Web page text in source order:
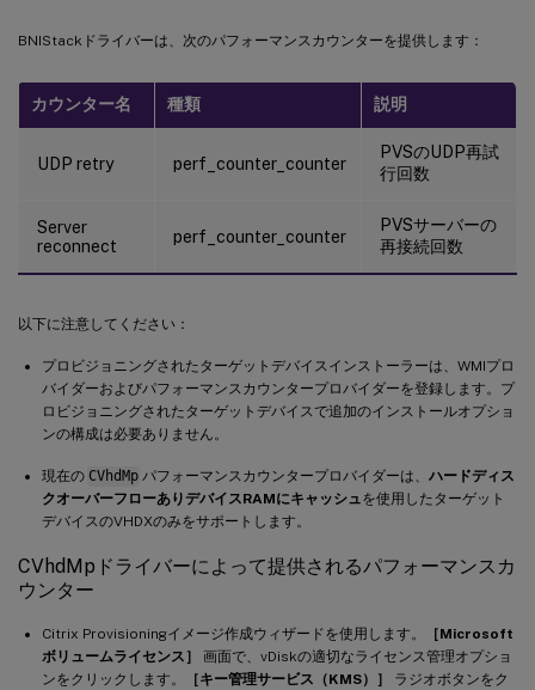
BNIStackドライバーは、次のパフォーマンスカウンターを提供します：
カウンター名 種類 説明
UDP retry perf_counter_counter
PVSのUDP再試
行回数
Server
reconnect
perf_counter_counter
PVSサーバーの
再接続回数
以下に注意してください：
プロビジョニングされたターゲットデバイスインストーラーは、WMIプロ
バイダーおよびパフォーマンスカウンタープロバイダーを登録します。プ
ロビジョニングされたターゲットデバイスで追加のインストールオプショ
ンの構成は必要ありません。
現在の CVhdMp パフォーマンスカウンタープロバイダーは、 ハードディス
クオーバーフローありデバイスRAMにキャッシュを使用したターゲット
デバイスのVHDXのみをサポートします。
CVhdMpドライバーによって提供されるパフォーマンスカ
ウンター
Citrix Provisioningイメージ作成ウィザードを使用します。
［Microsoft
ボリュームライセンス］
画面で、vDiskの適切なライセンス管理オプショ
ンをクリックします。
［キー管理サービス（KMS）］
ラジオボタンをク